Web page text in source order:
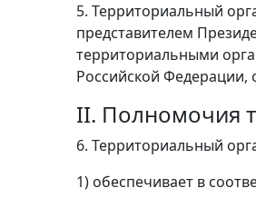
5. Территориальный
представителем
территориальными
Российской
II. Полномочия
6. Территориальный
1) обеспечивает в